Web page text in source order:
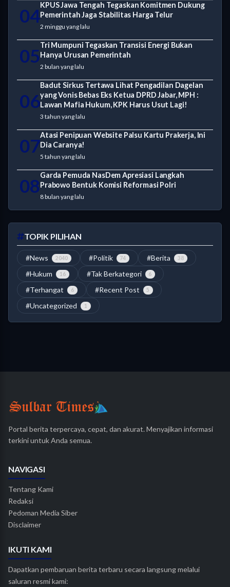
04KPUS Jawa Tengah Tegaskan Komitmen Dukung
Pemerintah Jaga Stabilitas Harga Telur
2 minggu yang lalu
05Tri Mumpuni Tegaskan Transisi Energi Bukan
Hanya Urusan Pemerintah
2 bulan yang lalu
06
Badut Sirkus Tertawa Lihat Pengadilan Dagelan
yang Vonis Bebas Eks Ketua DPRD Jabar, MPH :
Lawan Mafia Hukum, KPK Harus Usut Lagi!
3 tahun yang lalu
07Atasi Penipuan Website Palsu Kartu Prakerja, Ini
Dia Caranya!
5 tahun yang lalu
08Garda Pemuda NasDem Apresiasi Langkah
Prabowo Bentuk Komisi Reformasi Polri
8 bulan yang lalu
TOPIK PILIHAN
#News 2040 #Politik 74 #Berita 38
#Hukum 16 #Tak Berkategori 6
#Terhangat 6 #Recent Post 5
#Uncategorized 1
Portal berita terpercaya, cepat, dan akurat. Menyajikan informasi
terkini untuk Anda semua.
NAVIGASI
Tentang Kami
Redaksi
Pedoman Media Siber
Disclaimer
IKUTI KAMI
Dapatkan pembaruan berita terbaru secara langsung melalui
saluran resmi kami: